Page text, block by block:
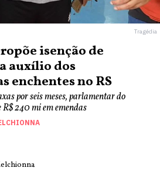
Tragédia
isenção de
auxílio dos
enchentes no RS
por seis meses, parlamentar do
240 mi em emendas